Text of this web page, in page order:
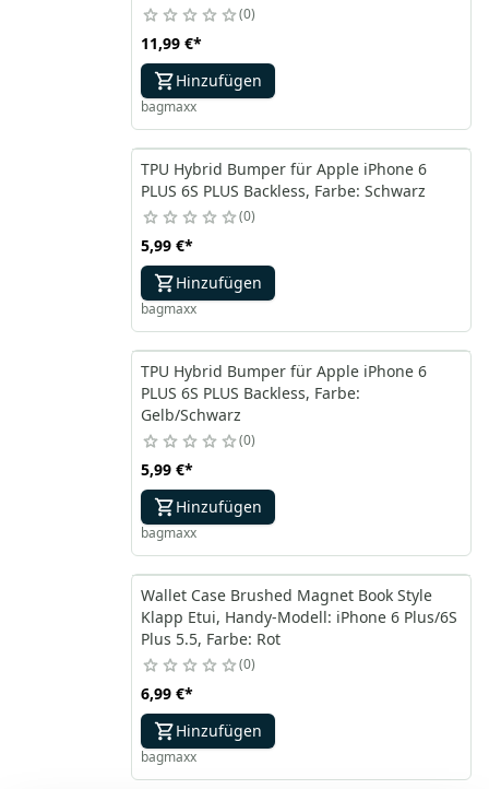
0
11,99 €*
Hinzufügen
bagmaxx
TPU Hybrid Bumper für Apple iPhone 6
PLUS 6S PLUS Backless, Farbe: Schwarz
0
5,99 €*
Hinzufügen
bagmaxx
TPU Hybrid Bumper für Apple iPhone 6
PLUS 6S PLUS Backless, Farbe:
Gelb/Schwarz
0
5,99 €*
Hinzufügen
bagmaxx
Wallet Case Brushed Magnet Book Style
Klapp Etui, Handy-Modell: iPhone 6 Plus/6S
Plus 5.5, Farbe: Rot
0
6,99 €*
Hinzufügen
bagmaxx